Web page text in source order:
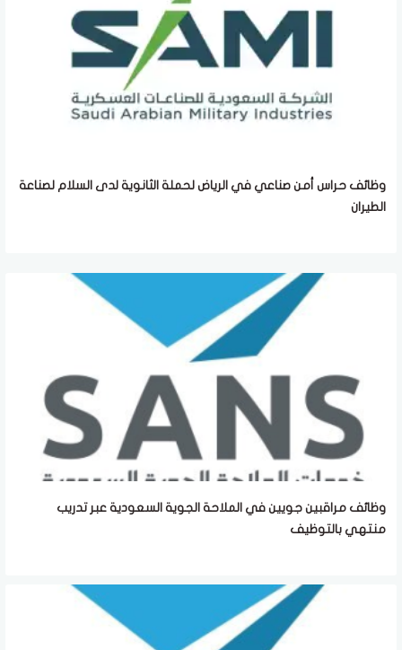
وظائف حراس أمن صناعي في الرياض لحملة الثانوية لدى السلام لصناعة
الطيران
وظائف مراقبين جويين في الملاحة الجوية السعودية عبر تدريب
منتهي بالتوظيف